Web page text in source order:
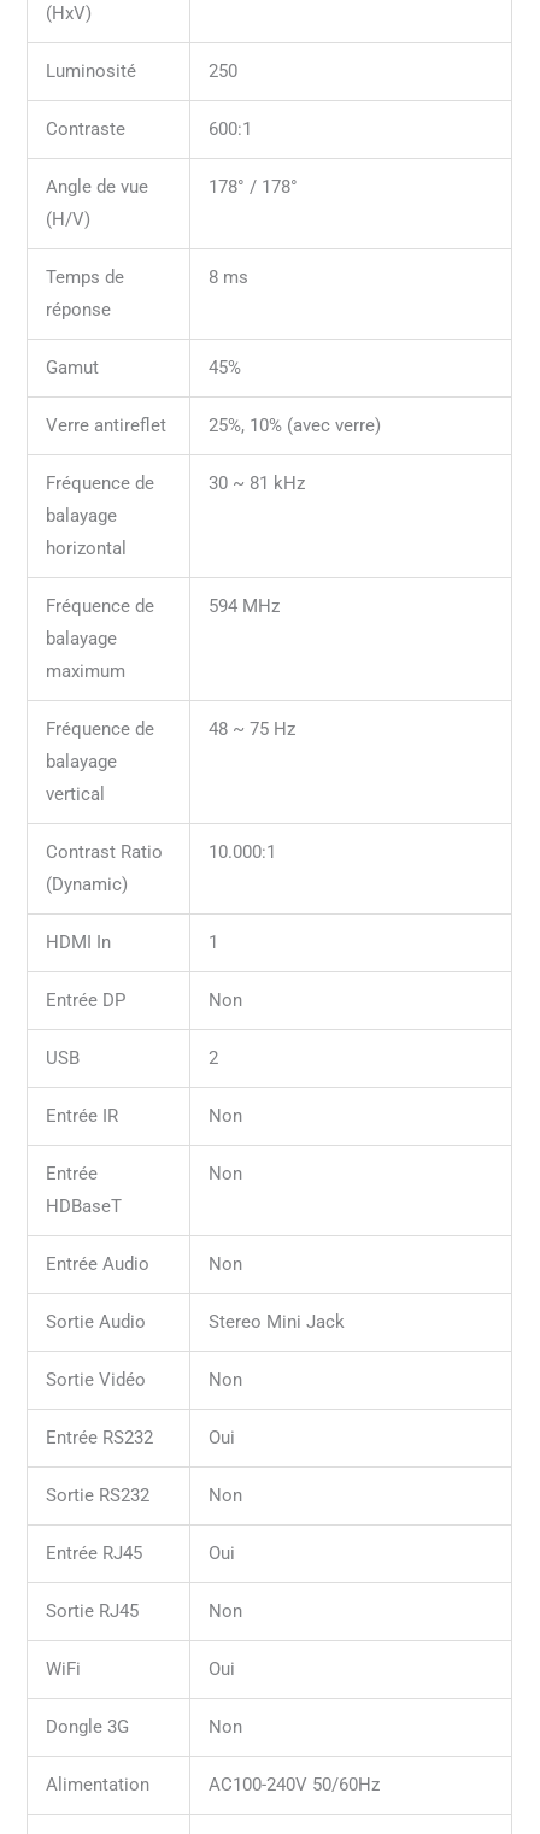
(HxV)
Luminosité 250
Contraste 600:1
Angle de vue
(H/V)
178° / 178°
Temps de
réponse
8 ms
Gamut 45%
Verre antireflet 25%, 10% (avec verre)
Fréquence de
balayage
horizontal
30 ~ 81 kHz
Fréquence de
balayage
maximum
594 MHz
Fréquence de
balayage
vertical
48 ~ 75 Hz
Contrast Ratio
(Dynamic)
10.000:1
HDMI In 1
Entrée DP Non
USB 2
Entrée IR Non
Entrée
HDBaseT
Non
Entrée Audio Non
Sortie Audio Stereo Mini Jack
Sortie Vidéo Non
Entrée RS232 Oui
Sortie RS232 Non
Entrée RJ45 Oui
Sortie RJ45 Non
WiFi Oui
Dongle 3G Non
Alimentation AC100-240V 50/60Hz